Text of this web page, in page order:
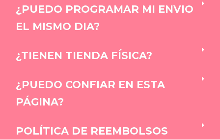
¿PUEDO PROGRAMAR MI ENVIO
EL MISMO DIA?
¿TIENEN TIENDA FÍSICA?
¿PUEDO CONFIAR EN ESTA
PÁGINA?
POLÍTICA DE REEMBOLSOS